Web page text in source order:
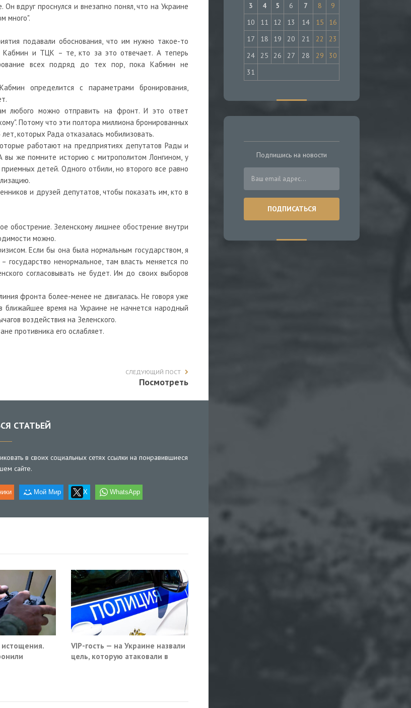
вдруг проснулся и внезапно понял, что на Украине
много".
подавали обоснования, что им нужно такое-то
Кабмин и ТЦК – те, кто за это отвечает. А теперь
всех подряд до тех пор, пока Кабмин не
определится с параметрами бронирования,
любого можно отправить на фронт. И это ответ
Потому что эти полтора миллиона бронированных
которых Рада отказалась мобилизовать.
работают на предприятиях депутатов Рады и
вы же помните историю с митрополитом Лонгином, у
детей. Одного отбили, но второго все равно
и друзей депутатов, чтобы показать им, кто в
Зеленскому лишнее обострение внутри
можно.
Если бы она была нормальным государством, я
государство ненормальное, там власть меняется по
согласовывать не будет. Им до своих выборов
фронта более-менее не двигалась. Не говоря уже
ближайшее время на Украине не начнется народный
воздействия на Зеленского.
противника его ослабляет.
СЛЕДУЮЩИЙ ПОСТ
Посмотреть
СТАТЬЕЙ
в своих социальных сетях ссылки на понравившиеся
сайте.
Мой Мир X WhatsApp
истощения.
VIP-гость — на Украине назвали
цель, которую атаковали в
3
4 5 6 7 8
9
10
11 12 13 14 15
16
17
18 19 20 21 22
23
24
25 26 27 28 29
30
31
Подпишись на новости